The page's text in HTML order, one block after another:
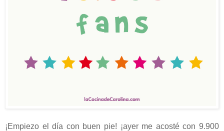
¡Empiezo el día con buen pie! ¡ayer me acosté con 9.900